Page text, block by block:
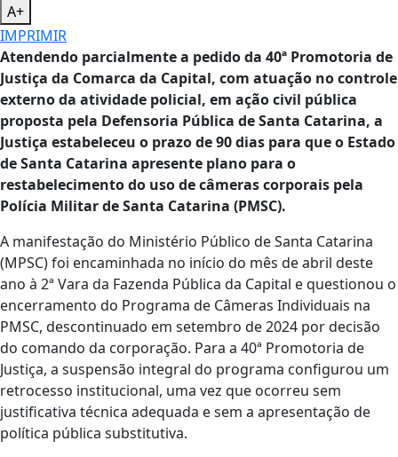
A+
IMPRIMIR
Atendendo parcialmente a pedido da 40ª Promotoria de
Justiça da Comarca da Capital, com atuação no controle
externo da atividade policial, em ação civil pública
proposta pela Defensoria Pública de Santa Catarina, a
Justiça estabeleceu o prazo de 90 dias para que o Estado
de Santa Catarina apresente plano para o
restabelecimento do uso de câmeras corporais pela
Polícia Militar de Santa Catarina (PMSC).
A manifestação do Ministério Público de Santa Catarina
(MPSC) foi encaminhada no início do mês de abril deste
ano à 2ª Vara da Fazenda Pública da Capital e questionou o
encerramento do Programa de Câmeras Individuais na
PMSC, descontinuado em setembro de 2024 por decisão
do comando da corporação. Para a 40ª Promotoria de
Justiça, a suspensão integral do programa configurou um
retrocesso institucional, uma vez que ocorreu sem
justificativa técnica adequada e sem a apresentação de
política pública substitutiva.